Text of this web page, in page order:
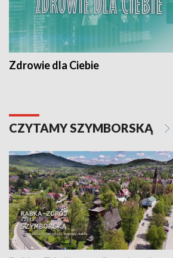
Zdrowie dla Ciebie
CZYTAMY SZYMBORSKĄ